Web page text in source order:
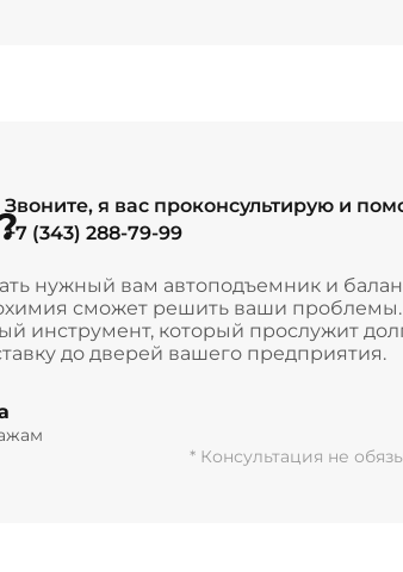
Звоните, я вас проконсультирую и
+7 (343) 288-79-99
нужный вам автоподъемник и
сможет решить ваши
инструмент, который прослужит
до дверей вашего предприятия.
* Консультация не